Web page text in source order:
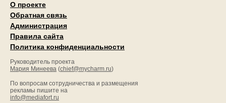
О проекте
Обратная связь
Администрация
Правила сайта
Политика конфиденциальности
Руководитель проекта
Мария Минеева (chief@mycharm.ru)
По вопросам сотрудничества и размещения
рекламы пишите на
info@mediafort.ru